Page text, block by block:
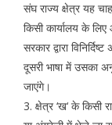
संघ राज्य क्षेत्र यह
किसी कार्यालय के
सरकार द्वारा
दूसरी भाषा में उसका
जाएंगे।
3. क्षेत्र ‘ख‘ के किसी